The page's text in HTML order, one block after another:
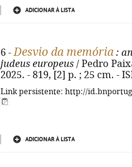
ADICIONAR À LISTA
6 -Desvio da memória :
judeus europeus / Pedro
2025. - 819, [2] p. ; 25 cm. -
Link persistente: http://
ADICIONAR À LISTA